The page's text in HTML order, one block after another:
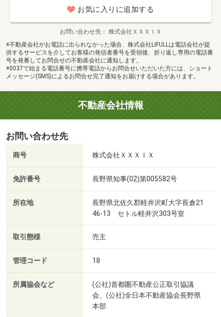
お気に入りに追加する
お問い合わせ先
株式会社ＸＸＸＩＸ
※不動産会社がお電話に出られなかった場合、株式会社LIFULLは電話会社が提
供するサービスを介してお客様の発信者番号を受領後、折り返し専用の電話番
号を発番してお問合せの不動産会社に通知します。
※0037で始まる電話番号に携帯電話からお問合せいただいた方には、ショート
メッセージ(SMS)によるお問合せ完了通知をお届けする場合があります。
不動産会社情報
お問い合わせ先
商号 株式会社ＸＸＸＩＸ
免許番号 長野県知事(02)第005582号
所在地
長野県北佐久郡軽井沢町大字長倉21
46-13 セトル軽井沢303号室
取引態様 売主
管理コード 18
所属協会など
(公社)首都圏不動産公正取引協議
会、(公社)全日本不動産協会長野県
本部